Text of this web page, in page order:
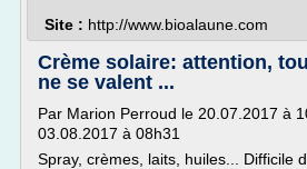
Site : http://www.bioalaune.com
Crème solaire: attention,
ne se valent ...
Par Marion Perroud le 20.07.2017 à
03.08.2017 à 08h31
Spray, crèmes, laits, huiles... Difficile